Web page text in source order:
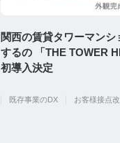
関西の賃貸タワーマン
するの 「THE TOWER
初導入決定
既存事業のDX お客様接点